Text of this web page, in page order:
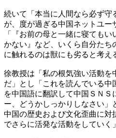
続いて「本当に人間なら必ず守
が、度が過ぎる中国ネットユー
「『お前の母と一緒に寝ても
かない』など、いくら自分たち
に触れるのは獣にも劣ると考え
徐教授は「私の根気強い活動を
だ」とし「これを読んでいる
を中国語に翻訳して中国ＳＮ
ー、どうかしっかりしなさい」
中国の歴史および文化歪曲に対
でさらに活発な活動をしていく